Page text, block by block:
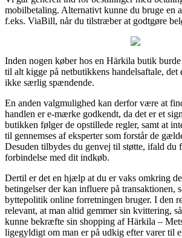
mobilbetaling. Alternativt kunne du bruge en
f.eks. ViaBill, når du tilstræber at godtgøre
Inden nogen køber hos en Härkila butik
til alt kigge på netbutikkens handelsaftale, det
ikke særlig spændende.
En anden valgmulighed kan derfor være at
handlen er e-mærke godkendt, da det er et
butikken følger de opstillede regler, samt at
til gennemses af eksperter som forstår de
Desuden tilbydes du genvej til støtte, ifald du
forbindelse med dit indkøb.
Dertil er det en hjælp at du er vaks omkring
betingelser der kan influere på transaktionen,
byttepolitik online forretningen bruger. I den
relevant, at man altid gemmer sin kvittering,
kunne bekræfte sin shopping af Härkila –
ligegyldigt om man er på udkig efter varer til